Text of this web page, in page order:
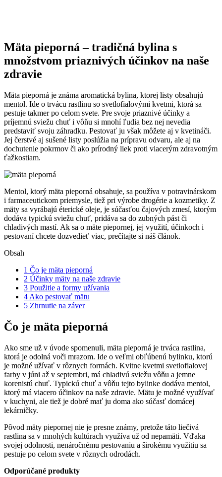
Mäta pieporná – tradičná bylina s
množstvom priaznivých účinkov na naše
zdravie
Mäta pieporná je známa aromatická bylina, ktorej listy obsahujú
mentol. Ide o trvácu rastlinu so svetlofialovými kvetmi, ktorá sa
pestuje takmer po celom svete. Pre svoje priaznivé účinky a
príjemnú sviežu chuť i vôňu si mnohí ľudia bez nej nevedia
predstaviť svoju záhradku. Pestovať ju však môžete aj v kvetináči.
Jej čerstvé aj sušené listy poslúžia na prípravu odvaru, ale aj na
dochutenie pokrmov či ako prírodný liek proti viacerým zdravotným
ťažkostiam.
Mentol, ktorý mäta pieporná obsahuje, sa používa v potravinárskom
i farmaceutickom priemysle, tiež pri výrobe drogérie a kozmetiky. Z
mäty sa vyrábajú éterické oleje, je súčasťou čajových zmesí, ktorým
dodáva typickú sviežu chuť, pridáva sa do zubných pást či
chladivých mastí. Ak sa o mäte piepornej, jej využití, účinkoch i
pestovaní chcete dozvedieť viac, prečítajte si náš článok.
Obsah
1 Čo je mäta pieporná
2 Účinky mäty na naše zdravie
3 Použitie a formy užívania
4 Ako pestovať mätu
5 Zhrnutie na záver
Čo je mäta pieporná
Ako sme už v úvode spomenuli, mäta pieporná je trváca rastlina,
ktorá je odolná voči mrazom. Ide o veľmi obľúbenú bylinku, ktorú
je možné užívať v rôznych formách. Kvitne kvetmi svetlofialovej
farby v júni až v septembri, má chladivú sviežu vôňu a jemne
korenistú chuť. Typickú chuť a vôňu tejto bylinke dodáva mentol,
ktorý má viacero účinkov na naše zdravie. Mätu je možné využívať
v kuchyni, ale tiež je dobré mať ju doma ako súčasť domácej
lekárničky.
Pôvod mäty piepornej nie je presne známy, pretože táto liečivá
rastlina sa v mnohých kultúrach využíva už od nepamäti. Vďaka
svojej odolnosti, nenáročnému pestovaniu a širokému využitiu sa
pestuje po celom svete v rôznych odrodách.
Odporúčané produkty